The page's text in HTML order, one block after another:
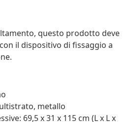
questo prodotto deve
il dispositivo di fissaggio a
metallo
69,5 x 31 x 115 cm (L x L x